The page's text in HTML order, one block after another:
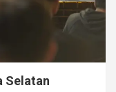
Selatan